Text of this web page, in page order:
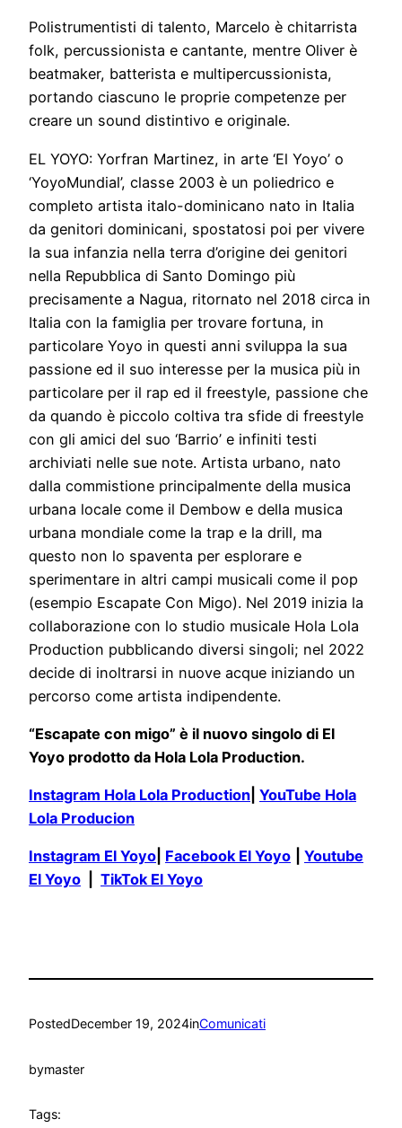
Polistrumentisti di talento, Marcelo è chitarrista
folk, percussionista e cantante, mentre Oliver è
beatmaker, batterista e multipercussionista,
portando ciascuno le proprie competenze per
creare un sound distintivo e originale.
EL YOYO: Yorfran Martinez, in arte ‘El Yoyo’ o
‘YoyoMundial’, classe 2003 è un poliedrico e
completo artista italo-dominicano nato in Italia
da genitori dominicani, spostatosi poi per vivere
la sua infanzia nella terra d’origine dei genitori
nella Repubblica di Santo Domingo più
precisamente a Nagua, ritornato nel 2018 circa in
Italia con la famiglia per trovare fortuna, in
particolare Yoyo in questi anni sviluppa la sua
passione ed il suo interesse per la musica più in
particolare per il rap ed il freestyle, passione che
da quando è piccolo coltiva tra sfide di freestyle
con gli amici del suo ‘Barrio’ e infiniti testi
archiviati nelle sue note. Artista urbano, nato
dalla commistione principalmente della musica
urbana locale come il Dembow e della musica
urbana mondiale come la trap e la drill, ma
questo non lo spaventa per esplorare e
sperimentare in altri campi musicali come il pop
(esempio Escapate Con Migo). Nel 2019 inizia la
collaborazione con lo studio musicale Hola Lola
Production pubblicando diversi singoli; nel 2022
decide di inoltrarsi in nuove acque iniziando un
percorso come artista indipendente.
“Escapate con migo” è il nuovo singolo di El
Yoyo prodotto da Hola Lola Production.
Instagram Hola Lola Production YouTube Hola
Lola Producion
Instagram El Yoyo Facebook El Yoyo
Youtube
El Yoyo
TikTok El Yoyo
PostedDecember 19, 2024inComunicati
bymaster
Tags: